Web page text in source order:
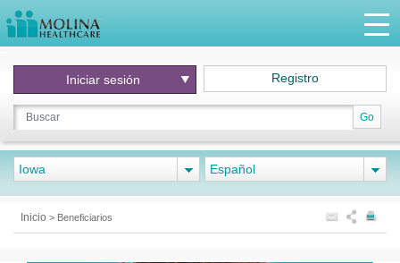
Go
Iniciar sesión Registro
Iowa Español
Inicio > Beneficiarios